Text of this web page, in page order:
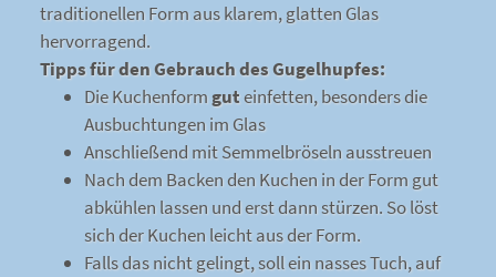
traditionellen Form aus klarem, glatten Glas
hervorragend.
Tipps für den Gebrauch des Gugelhupfes:
Die Kuchenformguteinfetten, besonders die
Ausbuchtungen im Glas
Anschließend mit Semmelbröseln ausstreuen
Nach dem Backen den Kuchen in der Form gut
abkühlen lassen und erst dann stürzen. So löst
sich der Kuchen leicht aus der Form.
Falls das nicht gelingt, soll ein nasses Tuch, auf